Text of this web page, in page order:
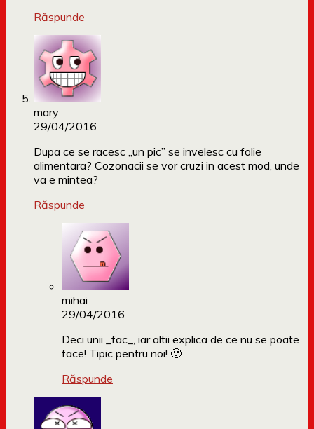
Răspunde
mary
29/04/2016
Dupa ce se racesc „un pic” se invelesc cu folie
alimentara? Cozonacii se vor cruzi in acest mod, unde
va e mintea?
Răspunde
mihai
29/04/2016
Deci unii _fac_, iar altii explica de ce nu se poate
face! Tipic pentru noi! 🙂
Răspunde